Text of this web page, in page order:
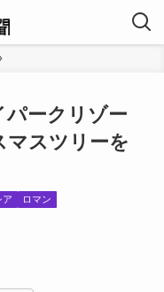
パークリゾー
マスツリーを
ア ロマン